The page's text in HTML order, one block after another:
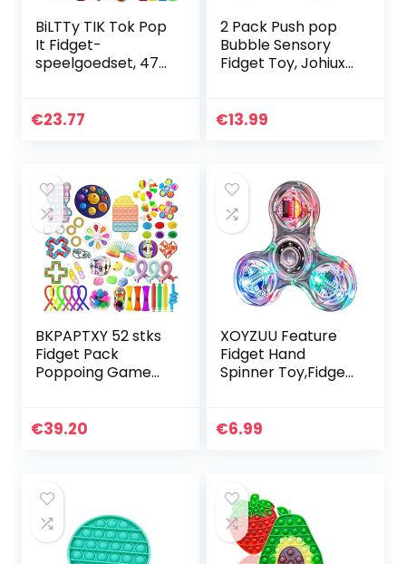
BiLTTy TIK Tok Pop
It Fidget-
speelgoedset, 47-
pop-blaas,
€23.77
2 Pack Push pop
Bubble Sensory
Fidget Toy, Johiux
Noden Sensory
€13.99
BKPAPTXY 52 stks
Fidget Pack
Poppoing Game
Speelgoed Kit,
€39.20
XOYZUU Feature
Fidget Hand
Spinner Toy,Fidget
Fidget Spinner Toy,
€6.99